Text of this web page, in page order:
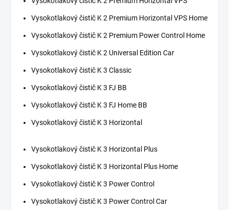
Vysokotlakový čistič K 2 Premium Horizontal VPS Home
Vysokotlakový čistič K 2 Premium Power Control Home
Vysokotlakový čistič K 2 Universal Edition Car
Vysokotlakový čistič K 3 Classic
Vysokotlakový čistič K 3 FJ BB
Vysokotlakový čistič K 3 FJ Home BB
Vysokotlakový čistič K 3 Horizontal
Vysokotlakový čistič K 3 Horizontal Plus
Vysokotlakový čistič K 3 Horizontal Plus Home
Vysokotlakový čistič K 3 Power Control
Vysokotlakový čistič K 3 Power Control Car